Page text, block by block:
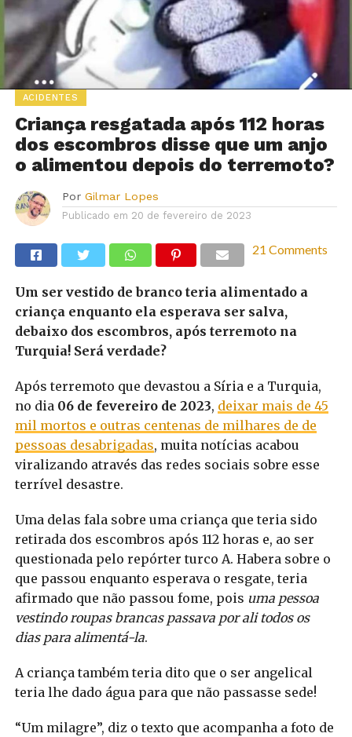
ACIDENTES
Criança resgatada após 112 horas
dos escombros disse que um anjo
o alimentou depois do terremoto?
Por Gilmar Lopes
Publicado em 20 de fevereiro de 2023
21 Comments
Um ser vestido de branco teria alimentado a
criança enquanto ela esperava ser salva,
debaixo dos escombros, após terremoto na
Turquia! Será verdade?
Após terremoto que devastou a Síria e a Turquia,
no dia 06 de fevereiro de 2023, deixar mais de 45
mil mortos e outras centenas de milhares de de
pessoas desabrigadas, muita notícias acabou
viralizando através das redes sociais sobre esse
terrível desastre.
Uma delas fala sobre uma criança que teria sido
retirada dos escombros após 112 horas e, ao ser
questionada pelo repórter turco A. Habera sobre o
que passou enquanto esperava o resgate, teria
afirmado que não passou fome, pois uma pessoa
vestindo roupas brancas passava por ali todos os
dias para alimentá-la.
A criança também teria dito que o ser angelical
teria lhe dado água para que não passasse sede!
“Um milagre”, diz o texto que acompanha a foto de